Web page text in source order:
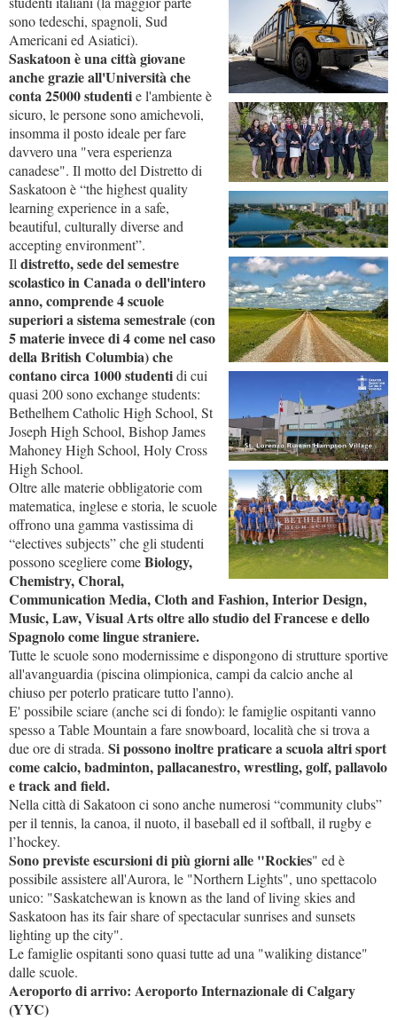
sono tedeschi, spagnoli, Sud
Americani ed Asiatici).
Saskatoon è una città giovane
anche grazie all'Università che
conta 25000 studentie l'ambiente è
sicuro, le persone sono amichevoli,
insomma il posto ideale per fare
davvero una "vera esperienza
canadese". Il motto del Distretto di
Saskatoon è “the highest quality
learning experience in a safe,
beautiful, culturally diverse and
accepting environment”.
Il distretto, sede del semestre
scolastico in Canada o dell'intero
anno, comprende 4 scuole
superiori a sistema semestrale (con
5 materie invece di 4 come nel caso
della British Columbia) che
contano circa 1000 studentidi cui
quasi 200 sono exchange students:
Bethelhem Catholic High School, St
Joseph High School, Bishop James
Mahoney High School, Holy Cross
High School.
Oltre alle materie obbligatorie com
matematica, inglese e storia, le scuole
offrono una gamma vastissima di
“electives subjects” che gli studenti
possono scegliere comeBiology,
Chemistry, Choral,
Communication Media, Cloth and Fashion, Interior Design,
Music, Law, Visual Arts oltre allo studio del Francese e dello
Spagnolo come lingue straniere.
Tutte le scuole sono modernissime e dispongono di strutture sportive
all'avanguardia (piscina olimpionica, campi da calcio anche al
chiuso per poterlo praticare tutto l'anno).
E' possibile sciare (anche sci di fondo): le famiglie ospitanti vanno
spesso a Table Mountain a fare snowboard, località che si trova a
due ore di strada. Si possono inoltre praticare a scuola altri sport
come calcio, badminton, pallacanestro, wrestling, golf, pallavolo
e track and field.
Nella città di Sakatoon ci sono anche numerosi “community clubs”
per il tennis, la canoa, il nuoto, il baseball ed il softball, il rugby e
l’hockey.
Sono previste escursioni di più giorni alle "Rockies" ed è
possibile assistere all'Aurora, le "Northern Lights", uno spettacolo
unico: "Saskatchewan is known as the land of living skies and
Saskatoon has its fair share of spectacular sunrises and sunsets
lighting up the city".
Le famiglie ospitanti sono quasi tutte ad una "waliking distance"
dalle scuole.
Aeroporto di arrivo: Aeroporto Internazionale di Calgary
(YYC)